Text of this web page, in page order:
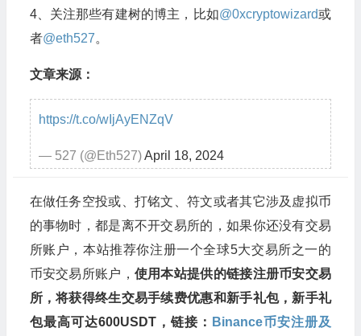
4、关注那些有建树的博主，比如@0xcryptowizard或
者@eth527。
文章来源：
https://t.co/wIjAyENZqV
— 527 (@Eth527)April 18, 2024
在做任务空投或、打铭文、符文或者其它涉及虚拟币
的事物时，都是离不开交易所的，如果你还没有交易
所账户，本站推荐你注册一个全球5大交易所之一的
币安交易所账户， 使用本站提供的链接注册币安交易
所，将获得终生交易手续费优惠和新手礼包，新手礼
包最高可达600USDT，链接： Binance币安注册及